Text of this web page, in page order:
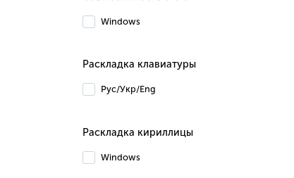
Windows
Раскладка клавиатуры
Рус/Укр/Eng
Раскладка кириллицы
Windows